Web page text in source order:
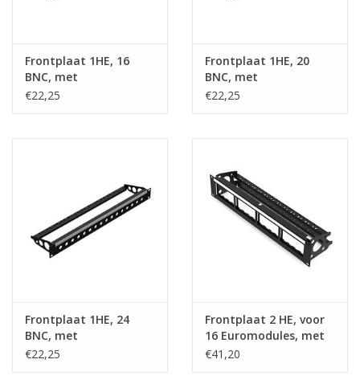
Frontplaat 1HE, 16
BNC, met
kabelsupport
€22,25
Frontplaat 1HE, 20
BNC, met
kabelsupport
€22,25
Frontplaat 1HE, 24
BNC, met
kabelsupport
€22,25
Frontplaat 2 HE, voor
16 Euromodules, met
ID strip en
€41,20